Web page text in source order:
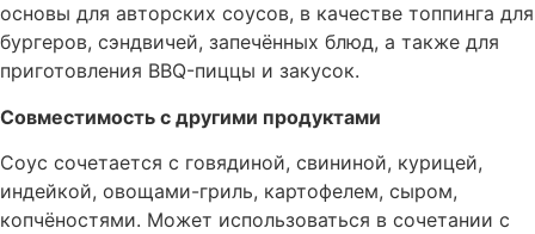
основы для авторских соусов, в качестве топпинга для
бургеров, сэндвичей, запечённых блюд, а также для
приготовления BBQ-пиццы и закусок.
Совместимость с другими продуктами
Соус сочетается с говядиной, свининой, курицей,
индейкой, овощами-гриль, картофелем, сыром,
копчёностями. Может использоваться в сочетании с